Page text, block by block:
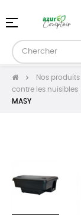
Basculer
navigation
☰
Nos produits
contre les nuisibles
MASY